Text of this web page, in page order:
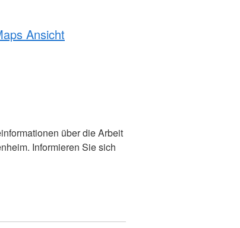
Ansicht
über die Arbeit
Informieren Sie sich